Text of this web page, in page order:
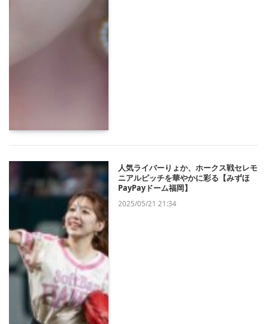
人気ライバーりょか、ホークス戦セレモ
ニアルピッチを華やかに彩る【みずほ
PayPayドーム福岡】
2025/05/21 21:34